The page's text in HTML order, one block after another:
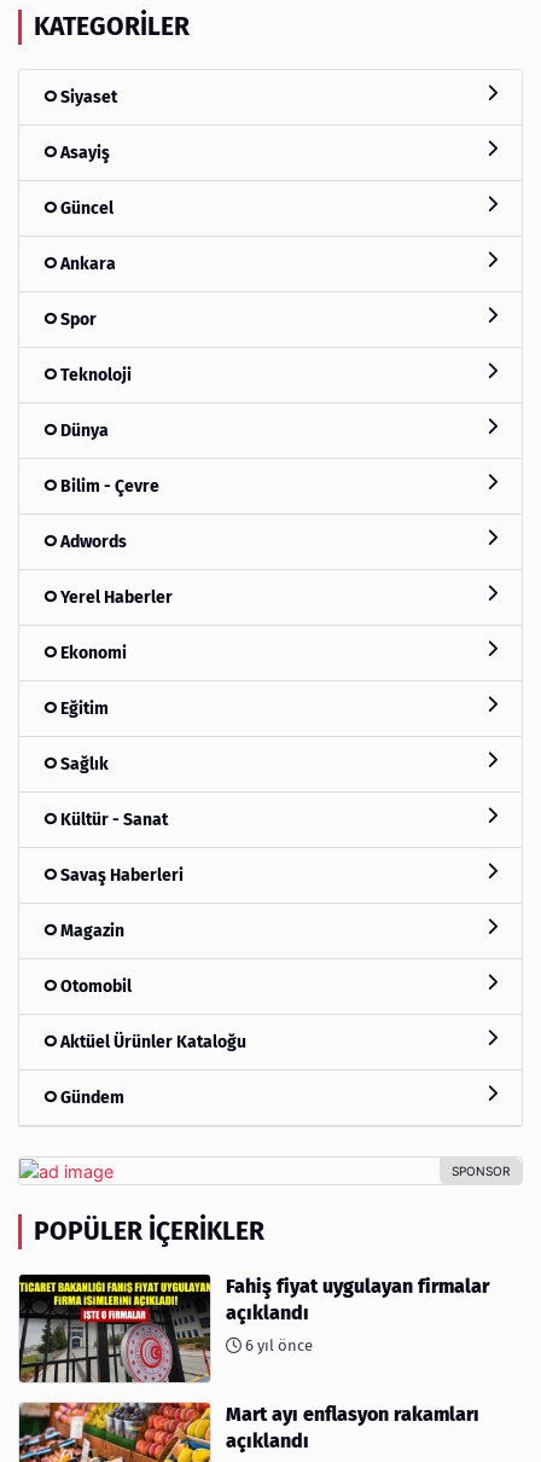
KATEGORILER
Siyaset
Asayiş
Güncel
Ankara
Spor
Teknoloji
Dünya
Bilim - Çevre
Adwords
Yerel Haberler
Ekonomi
Eğitim
Sağlık
Kültür - Sanat
Savaş Haberleri
Magazin
Otomobil
Aktüel Ürünler Kataloğu
Gündem
POPÜLER İÇERIKLER
Fahiş fiyat uygulayan firmalar
açıklandı
6 yıl önce
Mart ayı enflasyon rakamları
açıklandı